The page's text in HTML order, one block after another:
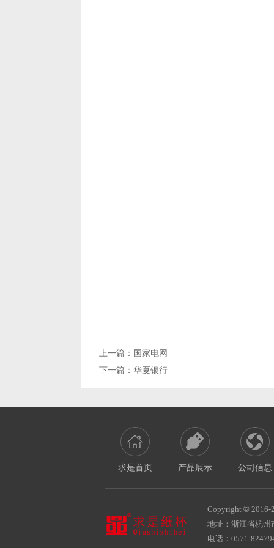
上一篇： 国家电网
下一篇： 华夏银行
求是首页 产品展示 公司信息
Copyright © 2016-
地址：浙江省杭
电话：0571-